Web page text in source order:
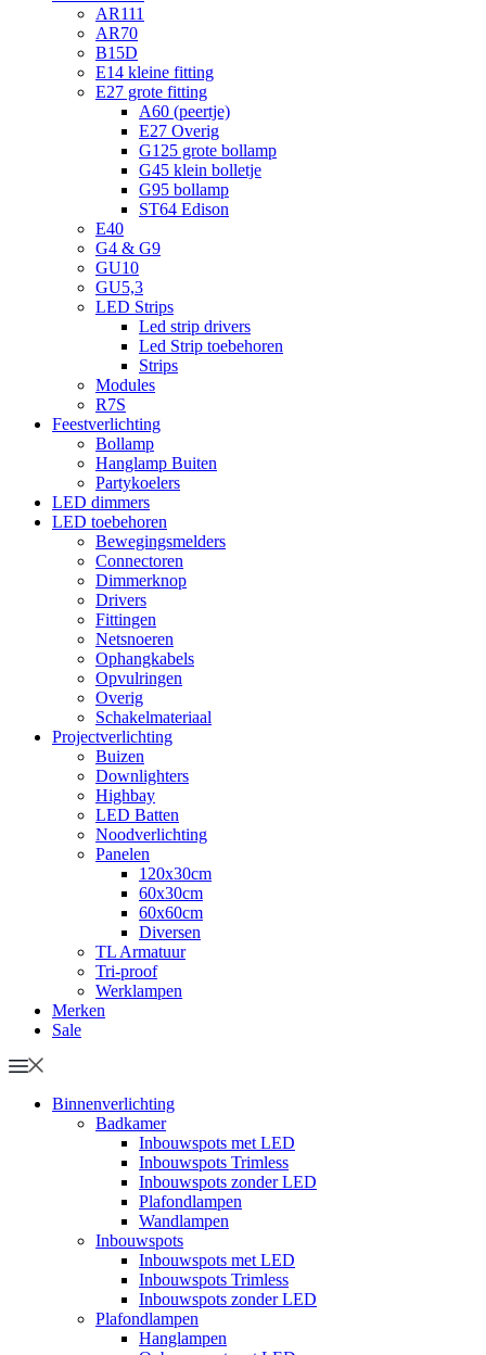
AR111
AR70
B15D
E14 kleine fitting
E27 grote fitting
A60 (peertje)
E27 Overig
G125 grote bollamp
G45 klein bolletje
G95 bollamp
ST64 Edison
E40
G4 & G9
GU10
GU5,3
LED Strips
Led strip drivers
Led Strip toebehoren
Strips
Modules
R7S
Feestverlichting
Bollamp
Hanglamp Buiten
Partykoelers
LED dimmers
LED toebehoren
Bewegingsmelders
Connectoren
Dimmerknop
Drivers
Fittingen
Netsnoeren
Ophangkabels
Opvulringen
Overig
Schakelmateriaal
Projectverlichting
Buizen
Downlighters
Highbay
LED Batten
Noodverlichting
Panelen
120x30cm
60x30cm
60x60cm
Diversen
TL Armatuur
Tri-proof
Werklampen
Merken
Sale
Binnenverlichting
Badkamer
Inbouwspots met LED
Inbouwspots Trimless
Inbouwspots zonder LED
Plafondlampen
Wandlampen
Inbouwspots
Inbouwspots met LED
Inbouwspots Trimless
Inbouwspots zonder LED
Plafondlampen
Hanglampen